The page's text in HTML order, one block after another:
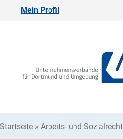
Mein Profil
Startseite » Arbeits- und Sozialrecht